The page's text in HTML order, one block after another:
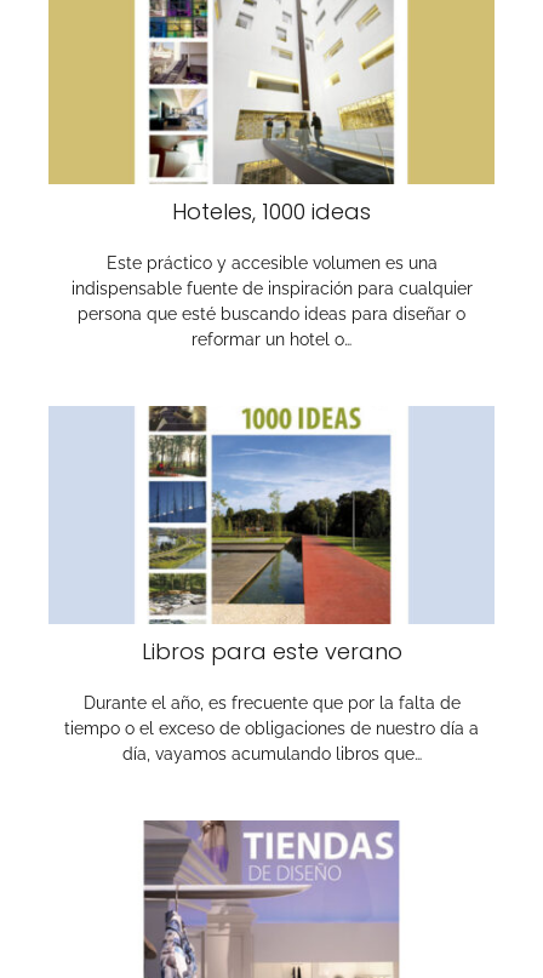
Hoteles, 1000 ideas
Este práctico y accesible volumen es una
indispensable fuente de inspiración para cualquier
persona que esté buscando ideas para diseñar o
reformar un hotel o…
Libros para este verano
Durante el año, es frecuente que por la falta de
tiempo o el exceso de obligaciones de nuestro día a
día, vayamos acumulando libros que…